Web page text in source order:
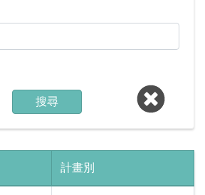
搜尋
計畫別